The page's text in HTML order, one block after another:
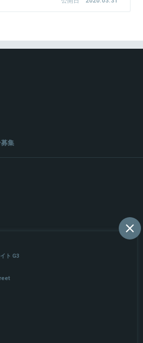
ネジメントなどの経験を経て、「Airレジ」
グループ全体の全社イノベーション賞を2
に参画。COOとしてオペレーショ
集
ト G3